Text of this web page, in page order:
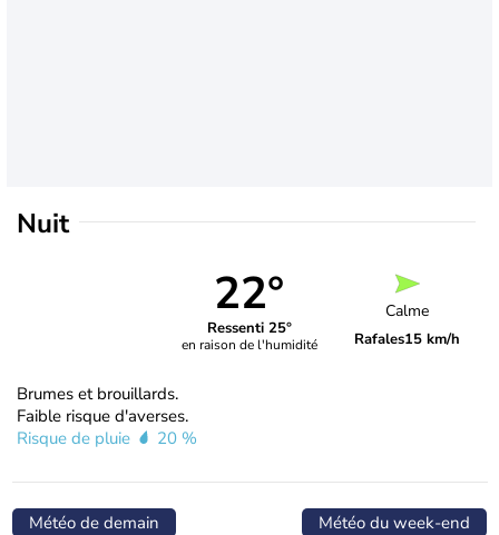
Nuit
22°
Ressenti 25°
en raison de l'humidité
Calme
Rafales15 km/h
Brumes et brouillards.
Faible risque d'averses.
Risque de pluie
20 %
Météo de demain Météo du week-end